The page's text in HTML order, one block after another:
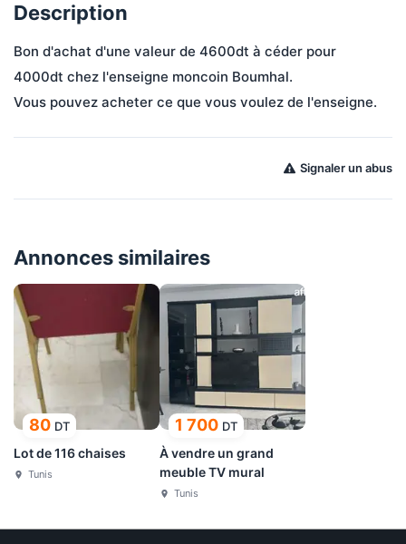
Description
Bon d'achat d'une valeur de 4600dt à céder pour
4000dt chez l'enseigne moncoin Boumhal.
Vous pouvez acheter ce que vous voulez de l'enseigne.
Signaler un abus
Annonces similaires
80 DT
Lot de 116 chaises
Tunis
1 700 DT
À vendre un grand
meuble TV mural
Tunis